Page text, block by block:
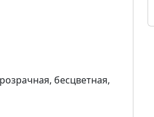
бесцветная,